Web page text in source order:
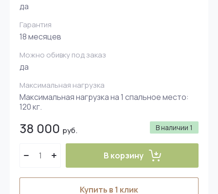
да
Гарантия
18 месяцев
Можно обивку под заказ
да
Максимальная нагрузка
Максимальная нагрузка на 1 спальное место:
120 кг.
В наличии 1
38 000 руб.
В корзину
Купить в 1 клик